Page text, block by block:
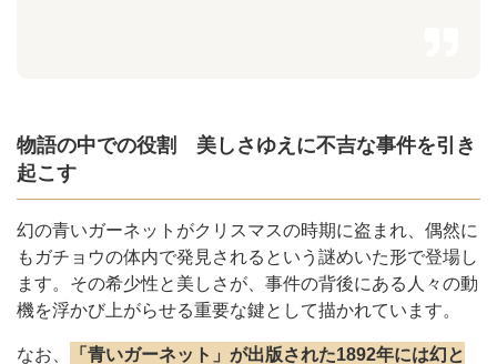
物語の中での役割 美しさゆえに不吉な事件を引き
起こす
幻の青いガーネットがクリスマスの時期に盗まれ、偶然に
もガチョウの体内で発見されるという謎めいた形で登場し
ます。その希少性と美しさが、事件の背後にある人々の動
機を浮かび上がらせる重要な鍵として描かれています。
なお、 「青いガーネット」が出版された1892年には幻と